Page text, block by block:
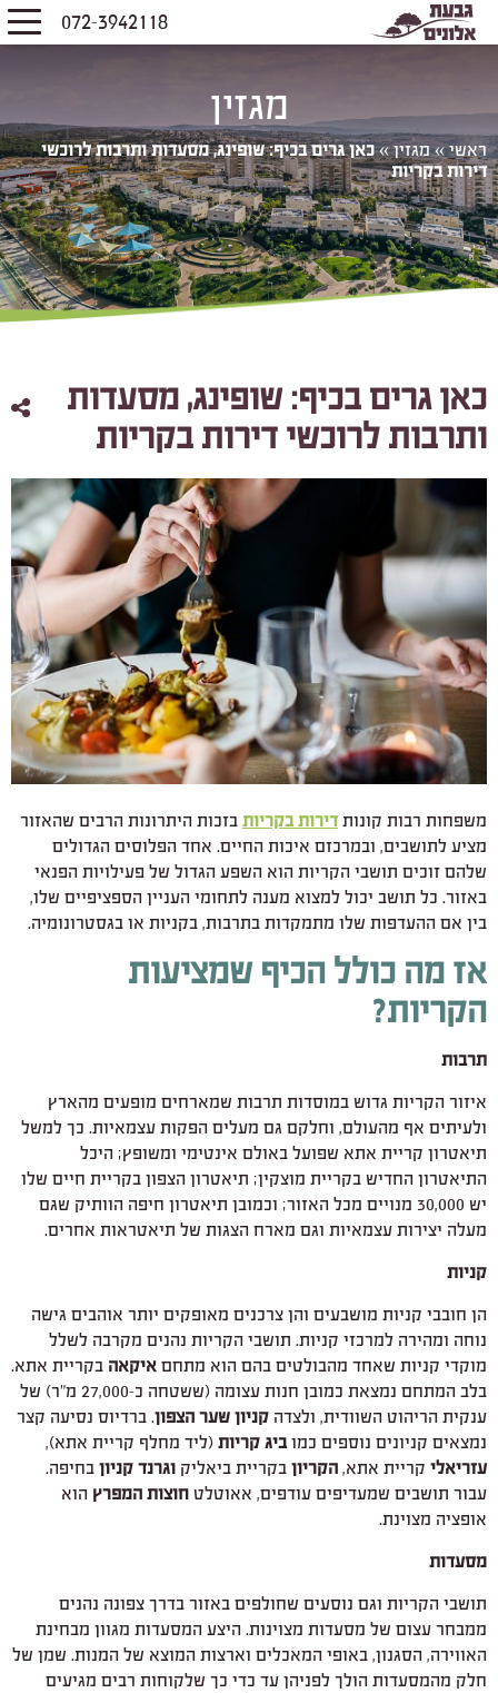
072-3942118
מגזין
ראשי»מגזין»כאן גרים בכיף: שופינג, מסעדות ותרבות לרוכשי
דירות בקריות
כאן גרים בכיף: שופינג, מסעדות
ותרבות לרוכשי דירות בקריות
משפחות רבות קונותדירות בקריות בזכות היתרונות הרבים שהאזור
מציע לתושבים, ובמרכזם איכות החיים. אחד הפלוסים הגדולים
שלהם זוכים תושבי הקריות הוא השפע הגדול של פעילויות הפנאי
באזור. כל תושב יכול למצוא מענה לתחומי העניין הספציפיים שלו,
בין אם ההעדפות שלו מתמקדות בתרבות, בקניות או בגסטרונומיה.
אז מה כולל הכיף שמציעות
הקריות?
תרבות
איזור הקריות גדוש במוסדות תרבות שמארחים מופעים מהארץ
ולעיתים אף מהעולם, וחלקם גם מעלים הפקות עצמאיות. כך למשל
תיאטרון קריית אתא שפועל באולם אינטימי ומשופץ; היכל
התיאטרון החדיש בקריית מוצקין; תיאטרון הצפון בקריית חיים שלו
יש 30,000 מנויים מכל האזור; וכמובן תיאטרון חיפה הוותיק שגם
מעלה יצירות עצמאיות וגם מארח הצגות של תיאטראות אחרים.
קניות
הן חובבי קניות מושבעים והן צרכנים מאופקים יותר אוהבים גישה
נוחה ומהירה למרכזי קניות. תושבי הקריות נהנים מקרבה לשלל
מוקדי קניות שאחד מהבולטים בהם הוא מתחם איקאה בקריית אתא.
בלב המתחם נמצאת כמובן חנות עצומה (ששטחה כ-27,000 מ"ר) של
ענקית הריהוט השוודית, ולצדה קניון שער הצפון. ברדיוס נסיעה קצר
נמצאים קניונים נוספים כמוביג קריות (ליד מחלף קריית אתא),
עזריאלי קריית אתא, הקריון בקריית ביאליק וגרנד קניון בחיפה.
עבור תושבים שמעדיפים עודפים, אאוטלט חוצות המפרץ הוא
אופציה מצוינת.
מסעדות
תושבי הקריות וגם נוסעים שחולפים באזור בדרך צפונה נהנים
ממבחר עצום של מסעדות מצוינות. היצע המסעדות מגוון מבחינת
האווירה, הסגנון, באופי המאכלים וארצות המוצא של המנות. שמן של
חלק מהמסעדות הולך לפניהן עד כדי כך שלקוחות רבים מגיעים